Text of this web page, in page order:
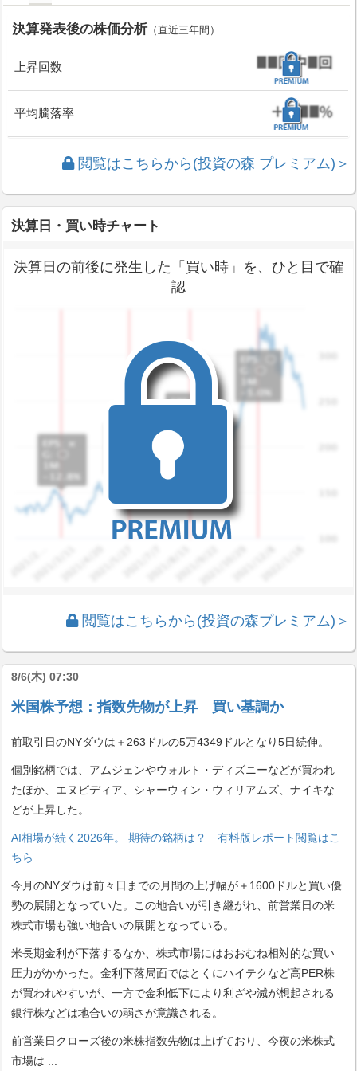
決算発表後の株価分析（直近三年間）
上昇回数
平均騰落率
閲覧はこちらから(投資の森 プレミアム)＞
決算日・買い時チャート
決算日の前後に発生した「買い時」を、ひと目で確
認
閲覧はこちらから(投資の森プレミアム)＞
8/6(木) 07:30
米国株予想：指数先物が上昇 買い基調か
前取引日のNYダウは＋263ドルの5万4349ドルとなり5日続伸。
個別銘柄では、アムジェンやウォルト・ディズニーなどが買われ
たほか、エヌビディア、シャーウィン・ウィリアムズ、ナイキな
どが上昇した。
AI相場が続く2026年。 期待の銘柄は？ 有料版レポート閲覧はこ
ちら
今月のNYダウは前々日までの月間の上げ幅が＋1600ドルと買い優
勢の展開となっていた。この地合いが引き継がれ、前営業日の米
株式市場も強い地合いの展開となっている。
米長期金利が下落するなか、株式市場にはおおむね相対的な買い
圧力がかかった。金利下落局面ではとくにハイテクなど高PER株
が買われやすいが、一方で金利低下により利ざや減が想起される
銀行株などは地合いの弱さが意識される。
前営業日クローズ後の米株指数先物は上げており、今夜の米株式
市場は